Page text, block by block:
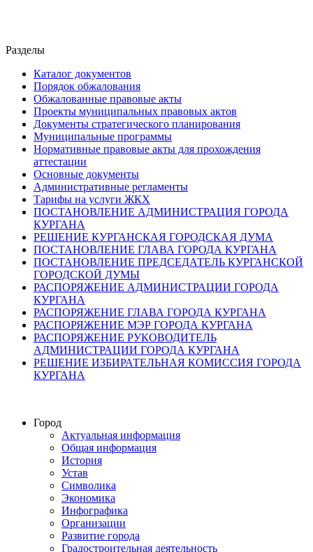
Разделы
Каталог документов
Порядок обжалования
Обжалованные правовые акты
Проекты муниципальных правовых актов
Документы стратегического планирования
Муниципальные программы
Нормативные правовые акты для прохождения
аттестации
Основные документы
Административные регламенты
Тарифы на услуги ЖКХ
ПОСТАНОВЛЕНИЕ АДМИНИСТРАЦИЯ ГОРОДА
КУРГАНА
РЕШЕНИЕ КУРГАНСКАЯ ГОРОДСКАЯ ДУМА
ПОСТАНОВЛЕНИЕ ГЛАВА ГОРОДА КУРГАНА
ПОСТАНОВЛЕНИЕ ПРЕДСЕДАТЕЛЬ КУРГАНСКОЙ
ГОРОДСКОЙ ДУМЫ
РАСПОРЯЖЕНИЕ АДМИНИСТРАЦИИ ГОРОДА
КУРГАНА
РАСПОРЯЖЕНИЕ ГЛАВА ГОРОДА КУРГАНА
РАСПОРЯЖЕНИЕ МЭР ГОРОДА КУРГАНА
РАСПОРЯЖЕНИЕ РУКОВОДИТЕЛЬ
АДМИНИСТРАЦИИ ГОРОДА КУРГАНА
РЕШЕНИЕ ИЗБИРАТЕЛЬНАЯ КОМИССИЯ ГОРОДА
КУРГАНА
Город
Актуальная информация
Общая информация
История
Устав
Символика
Экономика
Инфографика
Организации
Развитие города
Градостроительная деятельность